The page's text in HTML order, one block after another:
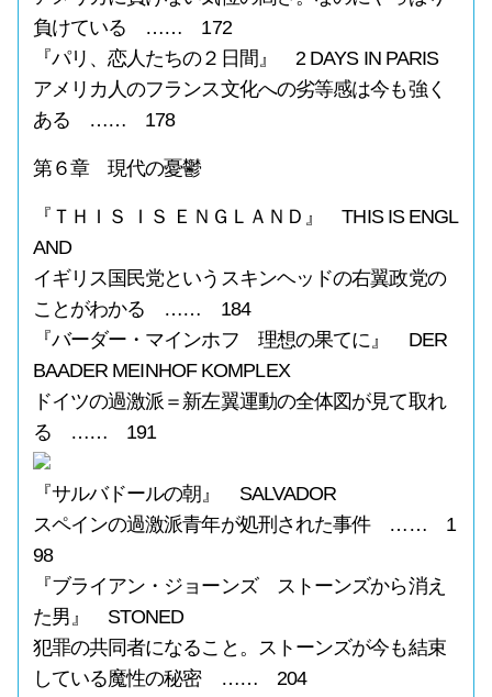
負けている …… 172
『パリ、恋人たちの２日間』 2 DAYS IN PARIS
アメリカ人のフランス文化への劣等感は今も強く
ある …… 178
第６章 現代の憂鬱
『ＴＨＩＳ ＩＳ ＥＮＧＬＡＮＤ』 THIS IS ENGL
AND
イギリス国民党というスキンヘッドの右翼政党の
ことがわかる …… 184
『バーダー・マインホフ 理想の果てに』 DER
BAADER MEINHOF KOMPLEX
ドイツの過激派＝新左翼運動の全体図が見て取れ
る …… 191
『サルバドールの朝』 SALVADOR
スペインの過激派青年が処刑された事件 …… 1
98
『ブライアン・ジョーンズ ストーンズから消え
た男』 STONED
犯罪の共同者になること。ストーンズが今も結束
している魔性の秘密 …… 204